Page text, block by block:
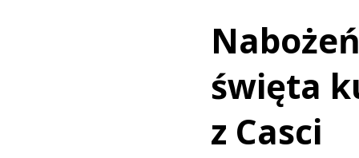
święta
z Casci